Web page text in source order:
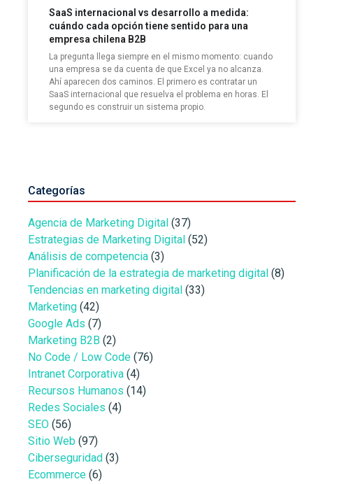
SaaS internacional vs desarrollo a medida:
cuándo cada opción tiene sentido para una
empresa chilena B2B
La pregunta llega siempre en el mismo momento: cuando
una empresa se da cuenta de que Excel ya no alcanza.
Ahí aparecen dos caminos. El primero es contratar un
SaaS internacional que resuelva el problema en horas. El
segundo es construir un sistema propio.
Categorías
Agencia de Marketing Digital (37)
Estrategias de Marketing Digital (52)
Análisis de competencia(3)
Planificación de la estrategia de marketing digital (8)
Tendencias en marketing digital (33)
Marketing(42)
Google Ads (7)
Marketing B2B (2)
No Code / Low Code(76)
Intranet Corporativa(4)
Recursos Humanos (14)
Redes Sociales (4)
SEO(56)
Sitio Web (97)
Ciberseguridad (3)
Ecommerce(6)